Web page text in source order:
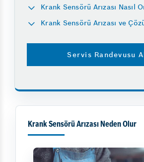
Krank Sensörü Arızası Nasıl
Krank Sensörü Arızası ve
Servis Randevusu
Krank Sensörü Arızası Neden Olur